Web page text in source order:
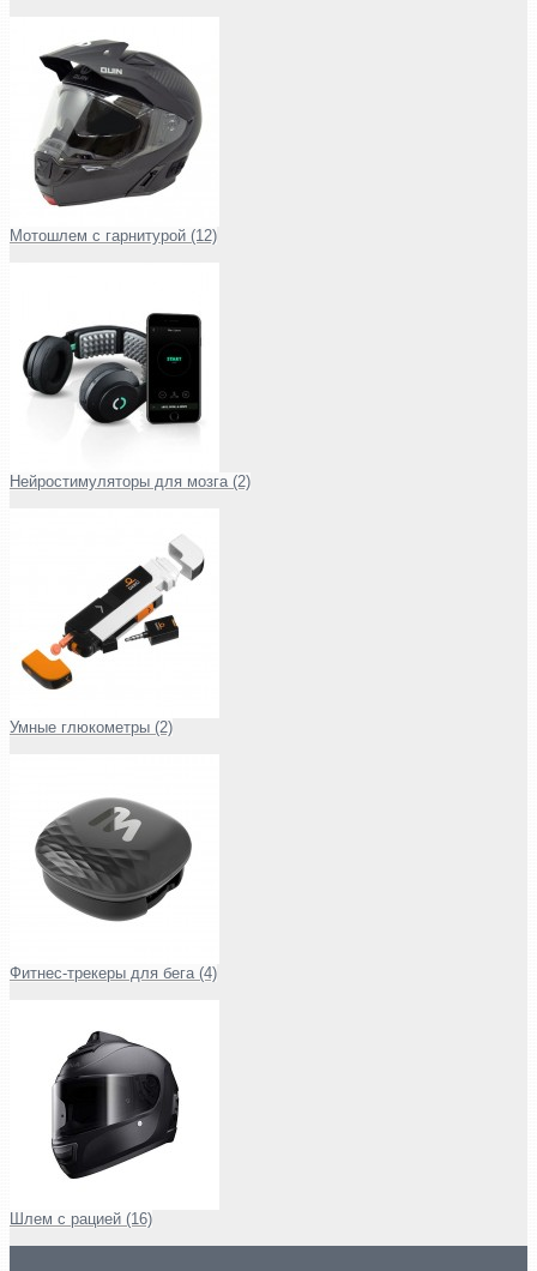
Мотошлем с гарнитурой (12)
Нейростимуляторы для мозга (2)
Умные глюкометры (2)
Фитнес-трекеры для бега (4)
Шлем с рацией (16)